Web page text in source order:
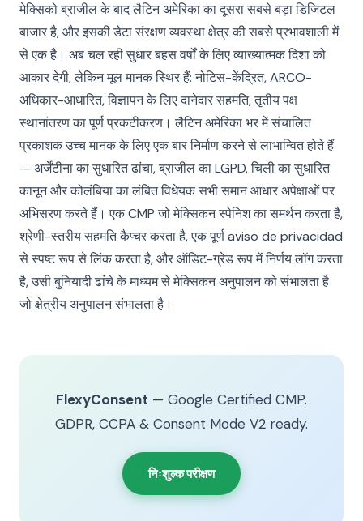
मेक्सिको ब्राजील के बाद लैटिन अमेरिका का दूसरा सबसे बड़ा डिजिटल
बाजार है, और इसकी डेटा संरक्षण व्यवस्था क्षेत्र की सबसे प्रभावशाली में
से एक है। अब चल रही सुधार बहस वर्षों के लिए व्याख्यात्मक दिशा को
आकार देगी, लेकिन मूल मानक स्थिर हैं: नोटिस-केंद्रित, ARCO-
अधिकार-आधारित, विज्ञापन के लिए दानेदार सहमति, तृतीय पक्ष
स्थानांतरण का पूर्ण प्रकटीकरण। लैटिन अमेरिका भर में संचालित
प्रकाशक उच्च मानक के लिए एक बार निर्माण करने से लाभान्वित होते हैं
— अर्जेंटीना का सुधारित ढांचा, ब्राजील का LGPD, चिली का सुधारित
कानून और कोलंबिया का लंबित विधेयक सभी समान आधार अपेक्षाओं पर
अभिसरण करते हैं। एक CMP जो मेक्सिकन स्पेनिश का समर्थन करता है,
श्रेणी-स्तरीय सहमति कैप्चर करता है, एक पूर्ण aviso de privacidad
से स्पष्ट रूप से लिंक करता है, और ऑडिट-ग्रेड रूप में निर्णय लॉग करता
है, उसी बुनियादी ढांचे के माध्यम से मेक्सिकन अनुपालन को संभालता है
जो क्षेत्रीय अनुपालन संभालता है।
FlexyConsent — Google Certified CMP.
GDPR, CCPA & Consent Mode V2 ready.
निःशुल्क परीक्षण